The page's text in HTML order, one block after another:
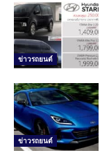
ข่าวรถยนต์
ข่าวรถยนต์